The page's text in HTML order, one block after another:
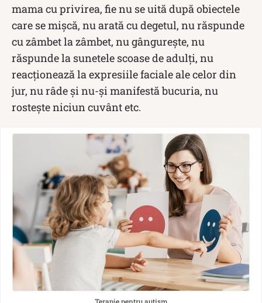
mama cu privirea, fie nu se uită după obiectele
care se mişcă, nu arată cu degetul, nu răspunde
cu zâmbet la zâmbet, nu gângureşte, nu
răspunde la sunetele scoase de adulţi, nu
reacţionează la expresiile faciale ale celor din
jur, nu râde şi nu-şi manifestă bucuria, nu
rosteşte niciun cuvânt etc.